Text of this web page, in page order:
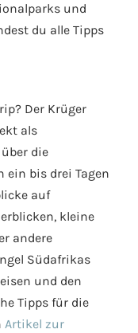
und
du alle Tipps
Der Krüger
als
die
ein bis drei Tagen
auf
kleine
andere
Südafrikas
und den
Tipps für die
Artikel zur